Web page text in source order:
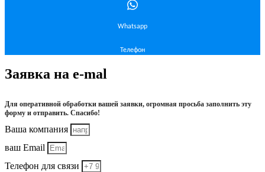
Whatsapp
Телефон
Заявка на e-mal
Для оперативной обработки вашей заявки, огромная просьба заполнить эту
форму и отправить. Спасибо!
Ваша компания
ваш Email
Телефон для связи